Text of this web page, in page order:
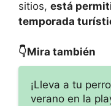
sitios, está
temporada
👇Mira también
¡Lleva a tu
verano en la